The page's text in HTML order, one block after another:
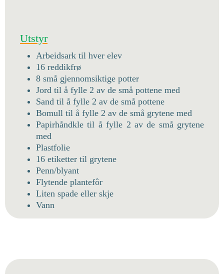
Utstyr
Arbeidsark til hver elev
16 reddikfrø
8 små gjennomsiktige potter
Jord til å fylle 2 av de små pottene med
Sand til å fylle 2 av de små pottene
Bomull til å fylle 2 av de små grytene med
Papirhåndkle til å fylle 2 av de små grytene
med
Plastfolie
16 etiketter til grytene
Penn/blyant
Flytende plantefôr
Liten spade eller skje
Vann